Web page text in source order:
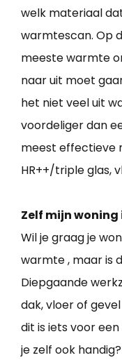
welk materiaal
warmtescan. Op
meeste warmte
naar uit moet
het niet veel uit
voordeliger dan
meest effectieve
HR++/triple glas,
Zelf mijn
Wil je graag je
warmte , maar is
Diepgaande
dak, vloer of
dit is iets voor
je zelf ook